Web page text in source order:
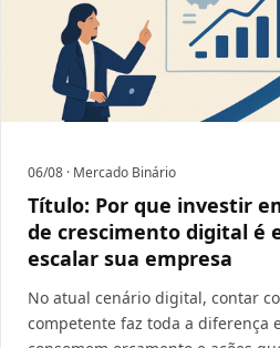
06/08 · Mercado Binário
Título: Por que investir
de crescimento digital é
escalar sua empresa
No atual cenário digital, contar
competente faz toda a diferença